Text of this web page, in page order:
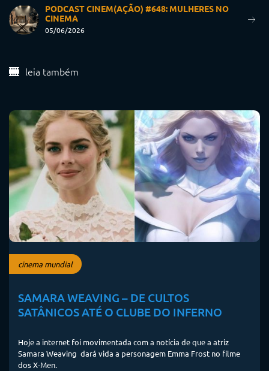
PODCAST CINEM(AÇÃO) #648: MULHERES NO
CINEMA
05/06/2026
leia também
cinema mundial
SAMARA WEAVING – DE CULTOS
SATÂNICOS ATÉ O CLUBE DO INFERNO
Hoje a internet foi movimentada com a notícia de que a atriz
Samara Weaving dará vida a personagem Emma Frost no filme
dos X-Men.